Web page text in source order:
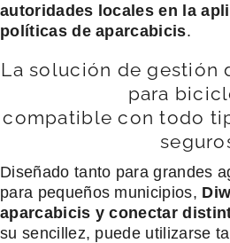
autoridades locales en la
políticas de aparcabicis.
La solución de gestión
para
compatible con todo
Diseñado tanto para grandes
para pequeños municipios,
aparcabicis y conectar
su sencillez, puede utilizarse